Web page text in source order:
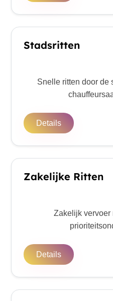
Stadsritten
Snelle ritten door de
Details
Zakelijke Ritten
Zakelijk vervoer
Details